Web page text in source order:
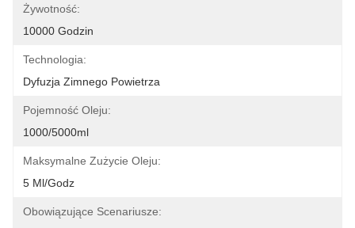
Żywotność:
10000 Godzin
Technologia:
Dyfuzja Zimnego Powietrza
Pojemność Oleju:
1000/5000ml
Maksymalne Zużycie Oleju:
5 Ml/godz
Obowiązujące Scenariusze: